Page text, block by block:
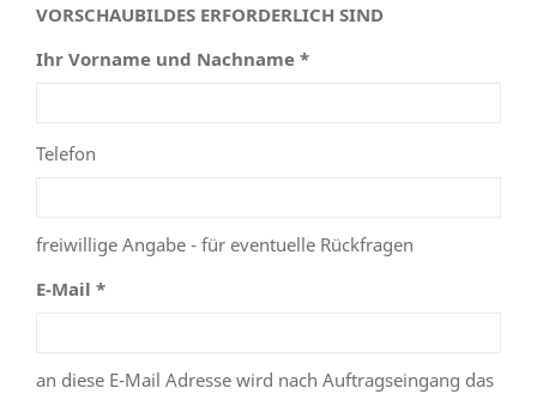
VORSCHAUBILDES ERFORDERLICH SIND
Ihr Vorname und Nachname *
Telefon
freiwillige Angabe - für eventuelle Rückfragen
E-Mail *
an diese E-Mail Adresse wird nach Auftragseingang das